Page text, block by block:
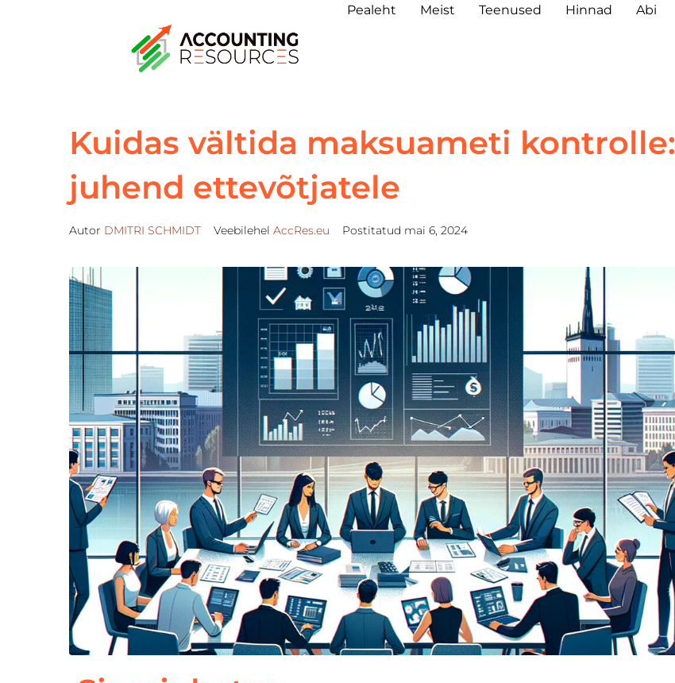
Pealeht Meist Teenused Hinnad Abi
Kuidas vältida maksuameti kontrolle:
juhend ettevõtjatele
Autor DMITRI SCHMIDT Veebilehel AccRes.eu Postitatud mai 6, 2024